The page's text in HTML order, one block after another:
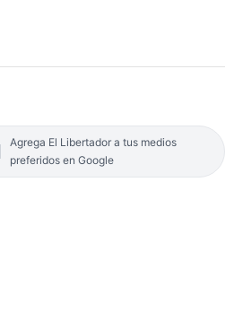
Agrega El Libertador a tus medios
preferidos en Google